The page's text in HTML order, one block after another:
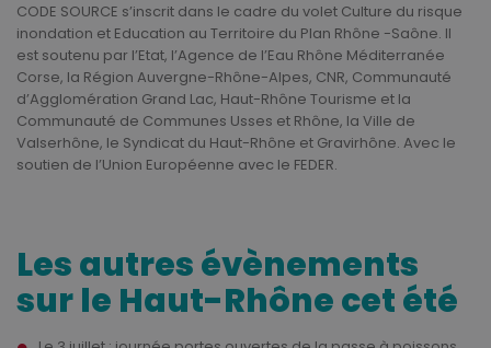
CODE SOURCE s’inscrit dans le cadre du volet Culture du risque
inondation et Education au Territoire du Plan Rhône -Saône. Il
est soutenu par l’Etat, l’Agence de l’Eau Rhône Méditerranée
Corse, la Région Auvergne-Rhône-Alpes, CNR, Communauté
d’Agglomération Grand Lac, Haut-Rhône Tourisme et la
Communauté de Communes Usses et Rhône, la Ville de
Valserhône, le Syndicat du Haut-Rhône et Gravirhône. Avec le
soutien de l’Union Européenne avec le FEDER.
Les autres évènements
sur le Haut-Rhône cet été